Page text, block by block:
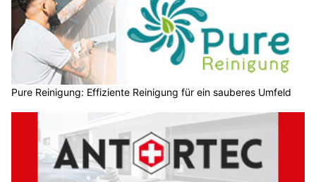
Pure Reinigung: Effiziente Reinigung für ein sauberes Umfeld